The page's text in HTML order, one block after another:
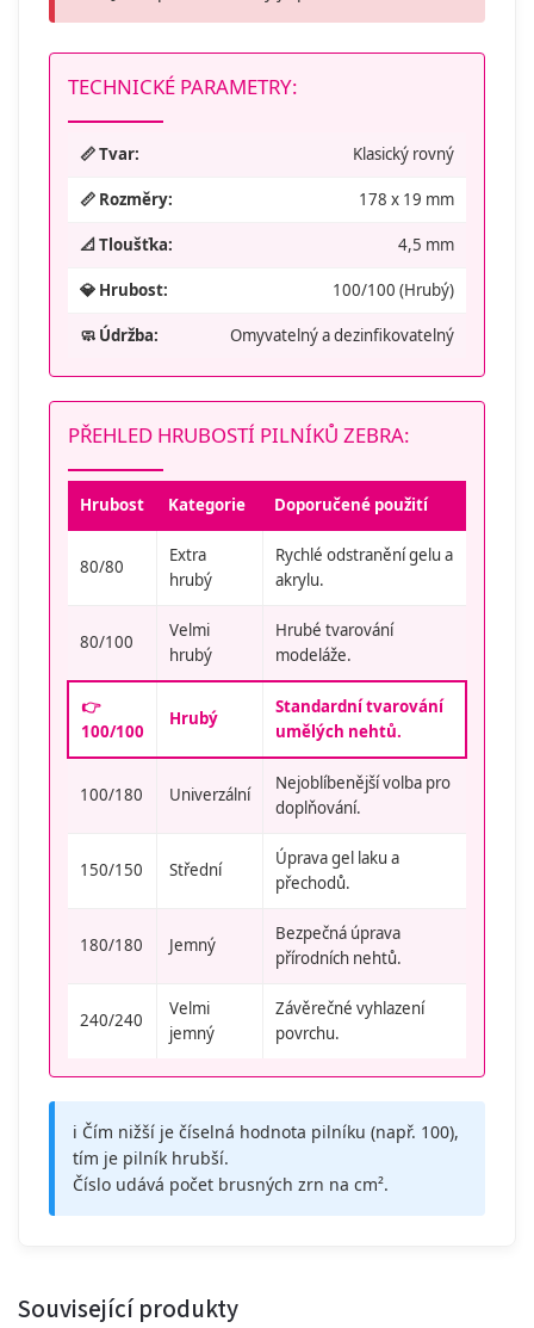
TECHNICKÉ PARAMETRY:
📏 Tvar: Klasický rovný
📏 Rozměry: 178 x 19 mm
📐 Tloušťka: 4,5 mm
💎 Hrubost: 100/100 (Hrubý)
🧼 Údržba: Omyvatelný a dezinfikovatelný
PŘEHLED HRUBOSTÍ PILNÍKŮ ZEBRA:
Hrubost Kategorie Doporučené použití
80/80
Extra
hrubý
Rychlé odstranění gelu a
akrylu.
80/100
Velmi
hrubý
Hrubé tvarování
modeláže.
👉
100/100
Hrubý
Standardní tvarování
umělých nehtů.
100/180 Univerzální
Nejoblíbenější volba pro
doplňování.
150/150 Střední
Úprava gel laku a
přechodů.
180/180 Jemný
Bezpečná úprava
přírodních nehtů.
240/240
Velmi
jemný
Závěrečné vyhlazení
povrchu.
ℹ️ Čím nižší je číselná hodnota pilníku (např. 100),
tím je pilník hrubší.
Číslo udává počet brusných zrn na cm².
Související produkty